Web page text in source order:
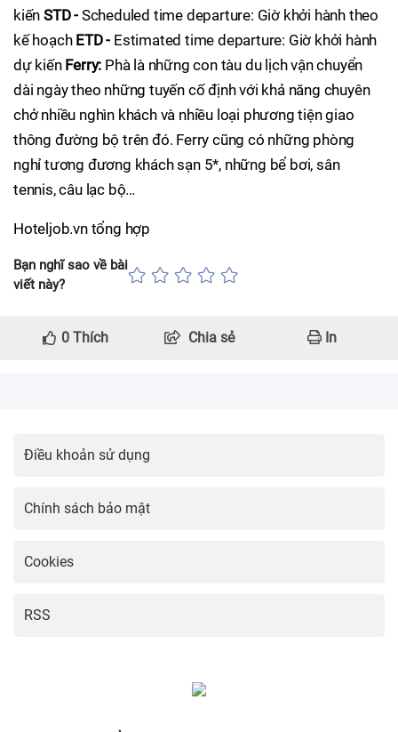
kiến STD - Scheduled time departure: Giờ khởi hành theo
kế hoạch ETD - Estimated time departure: Giờ khởi hành
dự kiến Ferry: Phà là những con tàu du lịch vận chuyển
dài ngày theo những tuyến cố định với khả năng chuyên
chở nhiều nghìn khách và nhiều loại phương tiện giao
thông đường bộ trên đó. Ferry cũng có những phòng
nghỉ tương đương khách sạn 5*, những bể bơi, sân
tennis, câu lạc bộ…
Hoteljob.vn tổng hợp
Bạn nghĩ sao về bài
viết này?
0 Thích Chia sẻ In
Điều khoản sử dụng
Chính sách bảo mật
Cookies
RSS